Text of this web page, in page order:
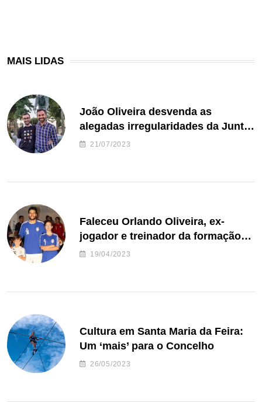
MAIS LIDAS
João Oliveira desvenda as
alegadas irregularidades da Junta
de Freguesia S. João de Ver
21/07/2023
Faleceu Orlando Oliveira, ex-
jogador e treinador da formação
de andebol do Feirense
19/04/2023
Cultura em Santa Maria da Feira:
Um ‘mais’ para o Concelho
26/05/2023